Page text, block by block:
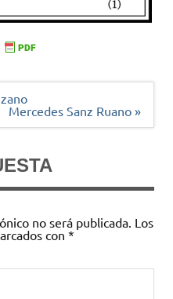
Mercedes Sanz Ruano »
no será publicada. Los
con *